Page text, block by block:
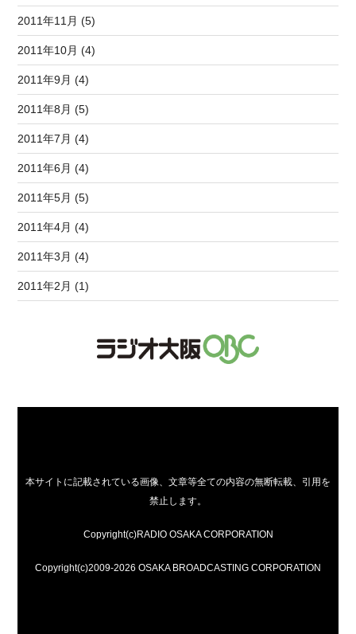
2011年11月 (5)
2011年10月 (4)
2011年9月 (4)
2011年8月 (5)
2011年7月 (4)
2011年6月 (4)
2011年5月 (5)
2011年4月 (4)
2011年3月 (4)
2011年2月 (1)
本サイトに記載されている画像、文章等全ての内容の無断転載、引用を
禁止します。
Copyright(c)RADIO OSAKA CORPORATION
Copyright(c)2009-2026 OSAKA BROADCASTING CORPORATION